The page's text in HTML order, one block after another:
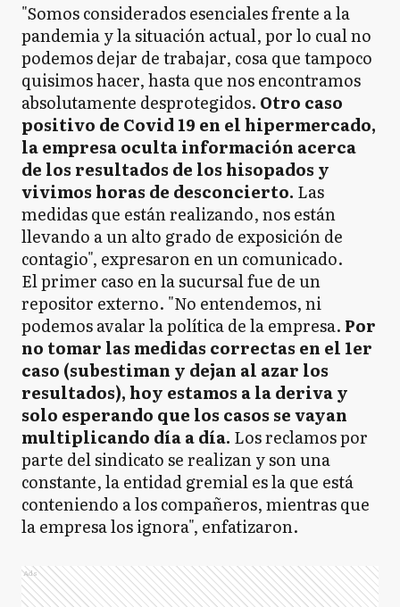
"Somos considerados esenciales frente a la
pandemia y la situación actual, por lo cual no
podemos dejar de trabajar, cosa que tampoco
quisimos hacer, hasta que nos encontramos
absolutamente desprotegidos. Otro caso
positivo de Covid 19 en el hipermercado,
la empresa oculta información acerca
de los resultados de los hisopados y
vivimos horas de desconcierto. Las
medidas que están realizando, nos están
llevando a un alto grado de exposición de
contagio", expresaron en un comunicado.
El primer caso en la sucursal fue de un
repositor externo. "No entendemos, ni
podemos avalar la política de la empresa. Por
no tomar las medidas correctas en el 1er
caso (subestiman y dejan al azar los
resultados), hoy estamos a la deriva y
solo esperando que los casos se vayan
multiplicando día a día. Los reclamos por
parte del sindicato se realizan y son una
constante, la entidad gremial es la que está
conteniendo a los compañeros, mientras que
la empresa los ignora", enfatizaron.
Ads